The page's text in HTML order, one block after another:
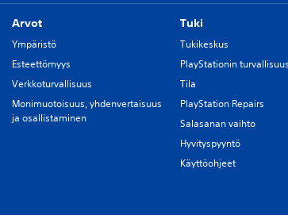
Arvot
Ympäristö
Esteettömyys
Verkkoturvallisuus
Monimuotoisuus, yhdenvertaisuus
ja osallistaminen
Tuki
Tukikeskus
PlayStationin turvallisuus
Tila
PlayStation Repairs
Salasanan vaihto
Hyvityspyyntö
Käyttöohjeet